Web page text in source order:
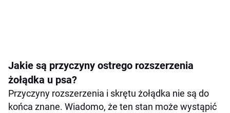
Jakie są przyczyny ostrego rozszerzenia
żołądka u psa?
Przyczyny rozszerzenia i skrętu żołądka nie są do
końca znane. Wiadomo, że ten stan może wystąpić